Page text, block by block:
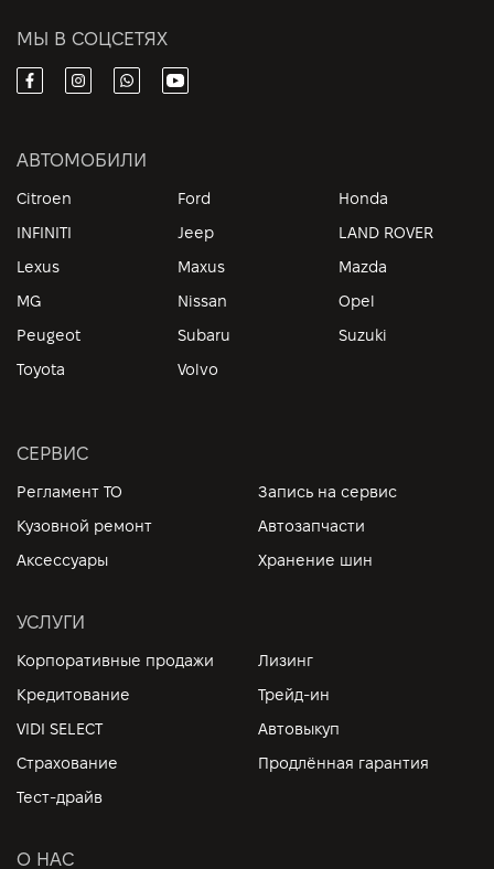
МЫ В СОЦСЕТЯХ
АВТОМОБИЛИ
Citroen Ford
Honda
INFINITI
Jeep
LAND ROVER
Lexus
Maxus
Mazda
MG
Nissan
Opel
Peugeot
Subaru
Suzuki
Toyota
Volvo
СЕРВИС
Регламент ТО
Запись на сервис
Кузовной ремонт
Автозапчасти
Аксессуары
Хранение шин
УСЛУГИ
Корпоративные продажи
Лизинг
Кредитование
Трейд-ин
VIDI SELECT
Автовыкуп
Страхование
Продлённая гарантия
Тест-драйв
О НАС